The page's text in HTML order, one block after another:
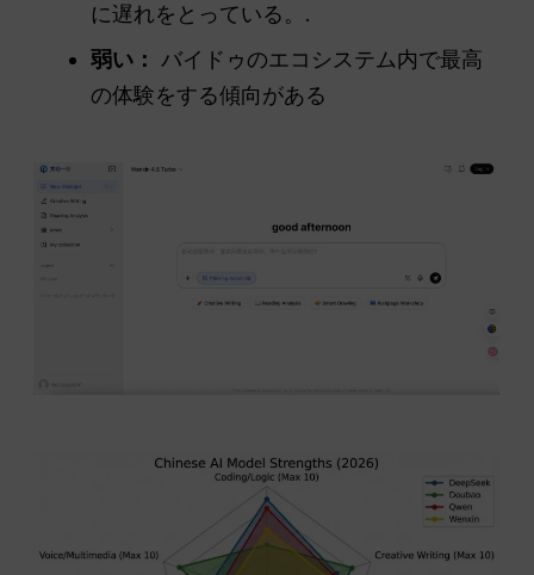
に遅れをとっている。.
弱い： バイドゥのエコシステム内で最高
の体験をする傾向がある